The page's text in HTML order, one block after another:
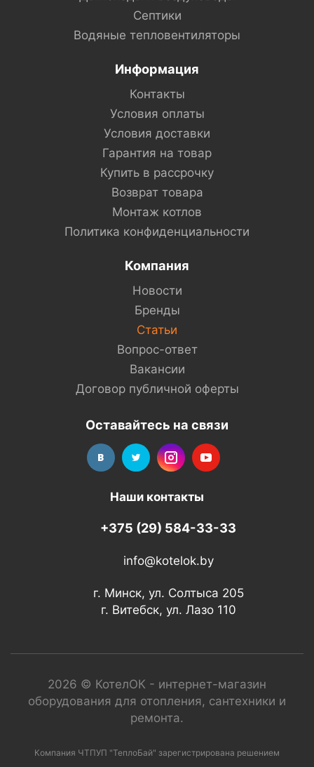
Септики
Водяные тепловентиляторы
Информация
Контакты
Условия оплаты
Условия доставки
Гарантия на товар
Купить в рассрочку
Возврат товара
Монтаж котлов
Политика конфиденциальности
Компания
Новости
Бренды
Статьи
Вопрос-ответ
Вакансии
Договор публичной оферты
Оставайтесь на связи
Наши контакты
+375 (29) 584-33-33
info@kotelok.by
г. Минск, ул. Солтыса 205
г. Витебск, ул. Лазо 110
2026 © КотелОК - интернет-магазин
оборудования для отопления, сантехники и
ремонта.
Компания ЧТПУП "ТеплоБай" зарегистрирована решением